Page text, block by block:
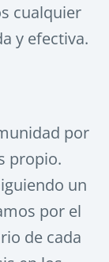
cualquier
y efectiva.
por
propio.
un
por el
de cada